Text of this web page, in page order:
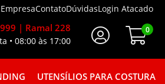
EmpresaContatoDúvidasLogin Atacado
UTENSÍLIOS PARA COSTURA
| Ramal 228
• 08:00 às 17:00
0